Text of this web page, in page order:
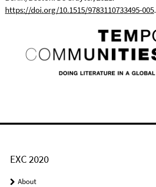
https://doi.org/10.1515/9783110733495-005.
EXC 2020
About